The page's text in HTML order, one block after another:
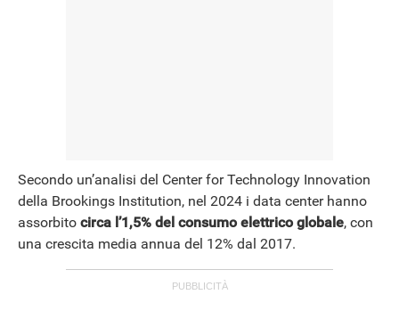
Secondo un’analisi del Center for Technology Innovation
della Brookings Institution, nel 2024 i data center hanno
assorbito circa l’1,5% del consumo elettrico globale, con
una crescita media annua del 12% dal 2017.